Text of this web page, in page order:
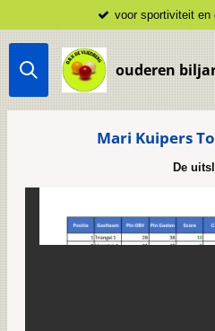
direct
de
hoofdinhoud
voor sportiviteit en
Mari Kuipers
De